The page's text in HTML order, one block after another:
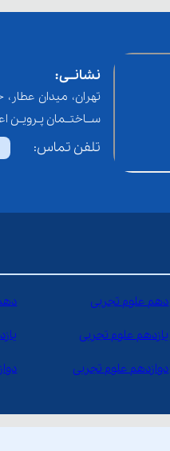
نشانــی:
ســاختــمان پـرویـن
تلفن تماس:
دهم علوم تجربی
یازدهم علوم تجربی
دوازدهم علوم تجربی